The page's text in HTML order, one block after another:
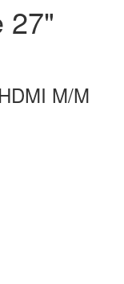
27"
M/M